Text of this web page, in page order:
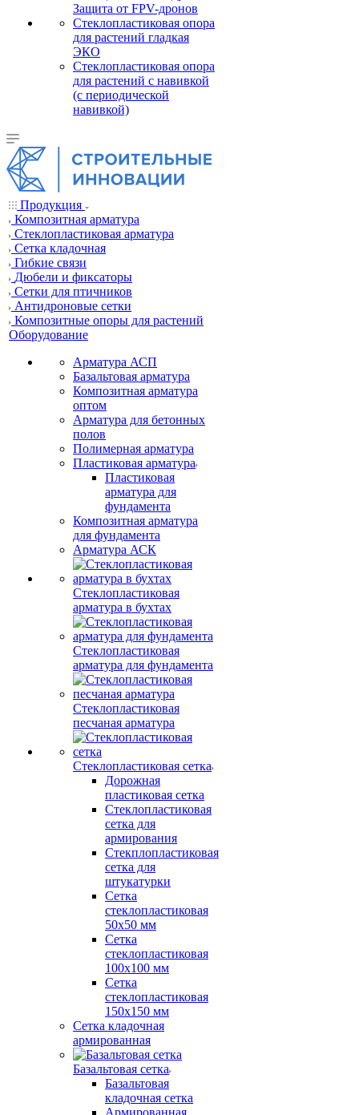
Защита от FPV-дронов
Стеклопластиковая опора
для растений гладкая
ЭКО
Стеклопластиковая опора
для растений с навивкой
(с периодической
навивкой)
Продукция
Композитная арматура
Cтеклопластиковая арматура
Сетка кладочная
Гибкие связи
Дюбели и фиксаторы
Сетки для птичников
Антидроновые сетки
Композитные опоры для растений
Оборудование
Арматура АСП
Базальтовая арматура
Композитная арматура
оптом
Арматура для бетонных
полов
Полимерная арматура
Пластиковая арматура
Пластиковая
арматура для
фундамента
Композитная арматура
для фундамента
Арматура АСК
Стеклопластиковая
арматура в бухтах
Стеклопластиковая
арматура для фундамента
Стеклопластиковая
песчаная арматура
Стеклопластиковая сетка
Дорожная
пластиковая сетка
Стеклопластиковая
сетка для
армирования
Стекплопластиковая
сетка для
штукатурки
Сетка
стеклопластиковая
50x50 мм
Сетка
стеклопластиковая
100x100 мм
Сетка
стеклопластиковая
150x150 мм
Сетка кладочная
армированная
Базальтовая сетка
Базальтовая
кладочная сетка
Армированная